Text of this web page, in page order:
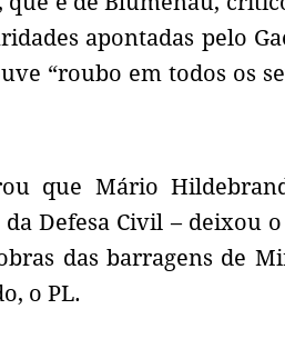
apontadas pelo
“roubo em todos os
que Mário
Defesa Civil – deixou o
das barragens de
o PL.